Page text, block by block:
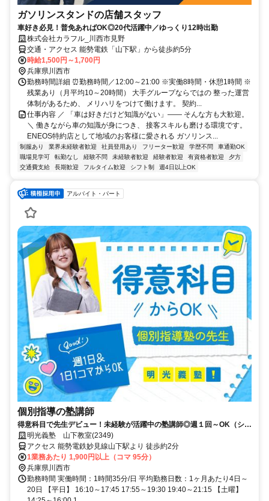
ガソリンスタンドの店舗スタッフ
車好き必見！普免あればOK◎20代活躍中／ゆっくり12時出勤
株式会社カラフル_川西市見野
交通・アクセス 能勢電鉄「山下駅」から徒歩約5分
時給1,500円～1,700円
兵庫県川西市
勤務時間詳細 ⏰勤務時間／12:00～21:00 ※実働8時間・休憩1時間 ※
残業あり（月平均10～20時間） 大手グループならではの 整った運営
体制があるため、 メリハリをつけて働けます。 契約...
仕事内容 ／ 「車は好きだけど知識がない」―― そんな方も大歓迎。
＼ 働きながら車の知識が身につき、 接客スキルも磨ける環境です。
ENEOS特約店として地域のお客様に愛される ガソリンス...
制服あり 業界未経験者歓迎 社員登用あり フリーター歓迎 学歴不問
車通勤OK
職場見学可
転勤なし 経験不問 未経験者歓迎 経験者歓迎 有資格者歓迎
夕方
交通費支給
長期歓迎 フルタイム歓迎 シフト制 週4日以上OK
アルバイト・パート
個別指導の塾講師
得意科目で先生デビュー！未経験が活躍中の塾講師◎週１回～OK（シフ
ト自由）
明光義塾 山下教室(2349)
アクセス 能勢電鉄妙見線山下駅より 徒歩約2分
1業務あたり 1,900円以上（コマ 95分）
兵庫県川西市
勤務時間 実働時間：1時間35分/日 平均勤務日数：1ヶ月あたり4日～
20日 【平日】 16:10～17:45 17:55～19:30 19:40～21:15 【土曜】